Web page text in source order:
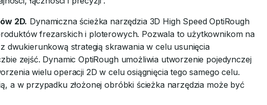
2D. Dynamiczna ścieżka narzędzia 3D High Speed OptiRough
frezarskich i ploterowych. Pozwala to użytkownikom na
dwukierunkową strategią skrawania w celu usunięcia
zejść. Dynamic OptiRough umożliwia utworzenie pojedynczej
wielu operacji 2D w celu osiągnięcia tego samego celu.
a w przypadku złożonej obróbki ścieżka narzędzia może być